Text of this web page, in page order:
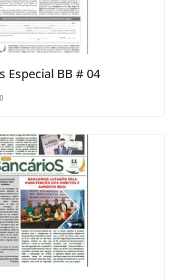
Especial BB # 04
0